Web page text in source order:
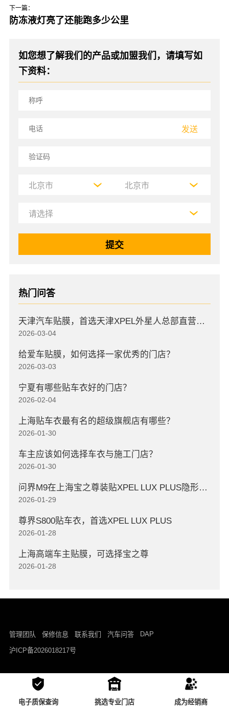
电子质保查询 挑选专业门店 成为经销商
下一篇：
防冻液灯亮了还能跑多少公里
如您想了解我们的产品或加盟我们，请填写如
下资料：
发送
热门问答
天津汽车贴膜，首选天津XPEL外星人总部直营店，高口碑店
2026-03-04
给爱车贴膜，如何选择一家优秀的门店？
2026-03-03
宁夏有哪些贴车衣好的门店？
2026-02-04
上海贴车衣最有名的超级旗舰店有哪些？
2026-01-30
车主应该如何选择车衣与施工门店？
2026-01-30
问界M9在上海宝之尊装贴XPEL LUX PLUS隐形车衣
2026-01-29
尊界S800贴车衣，首选XPEL LUX PLUS
2026-01-28
上海高端车主贴膜，可选择宝之尊
2026-01-28
管理团队 保修信息 联系我们 汽车问答 DAP
沪ICP备2026018217号